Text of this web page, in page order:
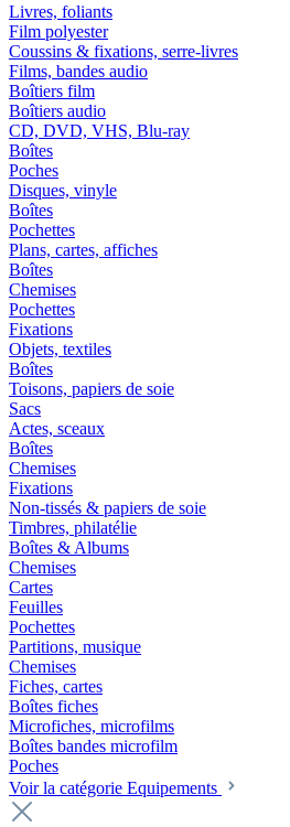
Livres, foliants
Film polyester
Coussins & fixations, serre-livres
Films, bandes audio
Boîtiers film
Boîtiers audio
CD, DVD, VHS, Blu-ray
Boîtes
Poches
Disques, vinyle
Boîtes
Pochettes
Plans, cartes, affiches
Boîtes
Chemises
Pochettes
Fixations
Objets, textiles
Boîtes
Toisons, papiers de soie
Sacs
Actes, sceaux
Boîtes
Chemises
Fixations
Non-tissés & papiers de soie
Timbres, philatélie
Boîtes & Albums
Chemises
Cartes
Feuilles
Pochettes
Partitions, musique
Chemises
Fiches, cartes
Boîtes fiches
Microfiches, microfilms
Boîtes bandes microfilm
Poches
Voir la catégorie Equipements